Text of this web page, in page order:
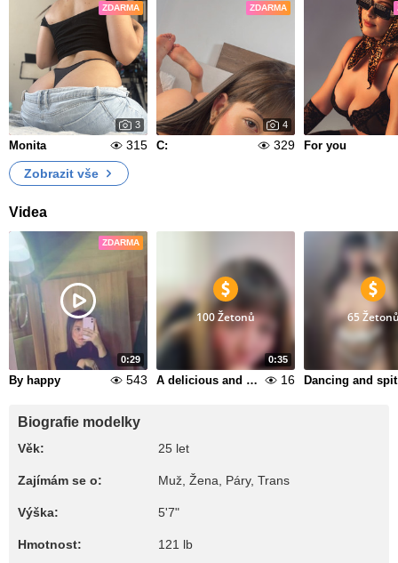
ZDARMA
3
Monita 315
ZDARMA
4
C: 329 For you
Zobrazit vše
Videa
ZDARMA
0:29
By happy 543
0:35
100 Žetonů
A delicious and sexy blowjob 16
65
Biografie modelky
Věk: 25 let
Zajímám se o: Muž, Žena, Páry, Trans
Výška: 5'7"
Hmotnost: 121 lb